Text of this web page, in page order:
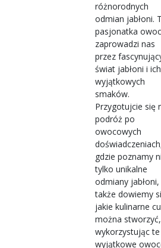
różnorodnych
odmian jabłoni.
pasjonatka
zaprowadzi nas
przez
świat jabłoni i ich
wyjątkowych
smaków.
Przygotujcie się
podróż po
owocowych
gdzie poznamy
tylko unikalne
odmiany jabłoni,
także dowiemy
jakie kulinarne
można stworzyć,
wykorzystując te
wyjątkowe